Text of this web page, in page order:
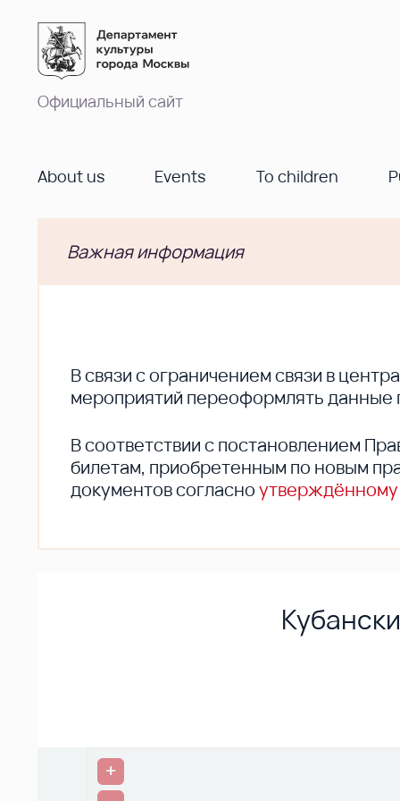
Официальный сайт
About us Events To children
Важная информация
В cвязи с ограничением связи в
мероприятий переоформлять данные
В соответствии с постановлением
билетам, приобретенным по новым
документов согласно
+